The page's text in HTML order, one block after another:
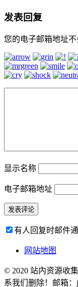
发表回复
您的电子邮箱地址不
显示名称
电子邮箱地址
有人回复时邮件
网站地图
© 2020 站内资源收
系我们删除！邮箱：